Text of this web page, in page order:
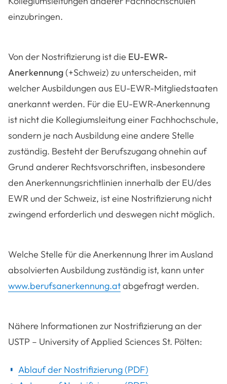
einzubringen.
Von der Nostrifizierung ist die EU-EWR-
Anerkennung (+Schweiz) zu unterscheiden, mit
welcher Ausbildungen aus EU-EWR-Mitgliedstaaten
anerkannt werden. Für die EU-EWR-Anerkennung
ist nicht die Kollegiumsleitung einer Fachhochschule,
sondern je nach Ausbildung eine andere Stelle
zuständig. Besteht der Berufszugang ohnehin auf
Grund anderer Rechtsvorschriften, insbesondere
den Anerkennungsrichtlinien innerhalb der EU/des
EWR und der Schweiz, ist eine Nostrifizierung nicht
zwingend erforderlich und deswegen nicht möglich.
Welche Stelle für die Anerkennung Ihrer im Ausland
absolvierten Ausbildung zuständig ist, kann unter
www.berufsanerkennung.atabgefragt werden.
Nähere Informationen zur Nostrifizierung an der
USTP – University of Applied Sciences St. Pölten:
Ablauf der Nostrifizierung (PDF)